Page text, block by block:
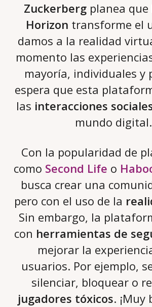
Zuckerbergplanea que
Horizon transforme el
damos a la realidad
momento las
mayoría, individuales y
espera que esta
las interacciones
mundo digital.
Con la popularidad de
como Second Life o
busca crear una
pero con el uso de la
Sin embargo, la
con herramientas de
mejorar la
usuarios. Por ejemplo,
silenciar, bloquear o
jugadores tóxicos. ¡Muy